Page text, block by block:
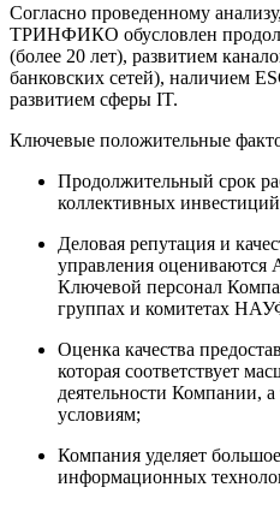
Согласно проведенному
ТРИНФИКО обусловлен
(более 20 лет), развитием
банковских сетей), наличием
развитием сферы IT.
Ключевые положительные
Продолжительный срок
коллективных
Деловая репутация и
управления оцениваются
Ключевой персонал
группах и комитетах
Оценка качества
которая соответствует
деятельности Компании,
условиям;
Компания уделяет
информационных